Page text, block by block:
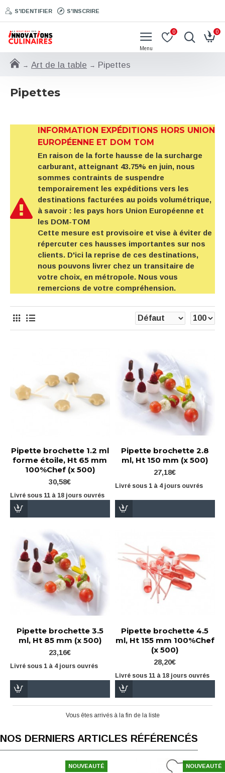
S'IDENTIFIER S'INSCRIRE
0 0
Art de la table Pipettes
Pipettes
INFORMATION EXPÉDITIONS HORS UNION
EUROPÉENNE ET DOM TOM
En raison de la forte hausse de la surcharge
carburant, atteignant 43.75% en juin, nous
sommes contraints de suspendre
temporairement les expéditions vers les
destinations facturées au poids volumétrique,
à savoir : les pays hors Union Européenne et
les DOM-TOM
Cette mesure est provisoire et vise à éviter de
répercuter ces hausses importantes sur nos
clients. D'ici la reprise de ces destinations,
nous pouvons livrer chez un transitaire de
votre choix, en métropole. Nous vous
remercions de votre compréhension.
Pipette brochette 1.2 ml
forme étoile, Ht 65 mm
100%Chef (x 500)
30,58€
Livré sous 11 à 18 jours ouvrés
Pipette brochette 2.8
ml, Ht 150 mm (x 500)
27,18€
Livré sous 1 à 4 jours ouvrés
Pipette brochette 3.5
ml, Ht 85 mm (x 500)
23,16€
Livré sous 1 à 4 jours ouvrés
Pipette brochette 4.5
ml, Ht 155 mm 100%Chef
(x 500)
28,20€
Livré sous 11 à 18 jours ouvrés
Vous êtes arrivés à la fin de la liste
NOS DERNIERS ARTICLES RÉFÉRENCÉS
NOUVEAUTÉ NOUVEAUTÉ